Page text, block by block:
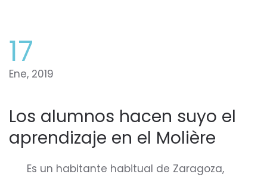
17
Ene, 2019
Los alumnos hacen suyo el
aprendizaje en el Molière
Es un habitante habitual de Zaragoza,